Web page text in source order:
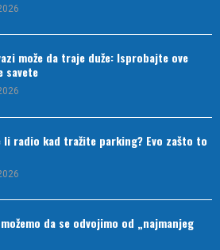
može da traje duže: Isprobajte ove
savete
li radio kad tražite parking? Evo zašto to
da se odvojimo od „najmanjeg